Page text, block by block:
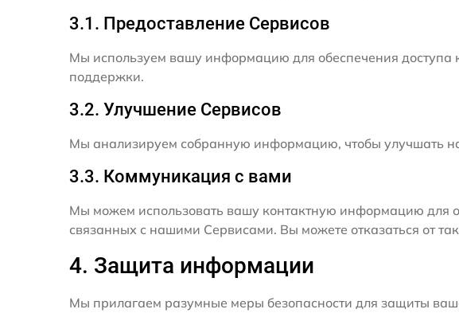
3.1. Предоставление Сервисов
Мы используем вашу информацию для обеспечения
поддержки.
3.2. Улучшение Сервисов
Мы анализируем собранную информацию, чтобы улучшать
3.3. Коммуникация с вами
Мы можем использовать вашу контактную информацию для
связанных с нашими Сервисами. Вы можете отказаться от
4. Защита информации
Мы прилагаем разумные меры безопасности для защиты